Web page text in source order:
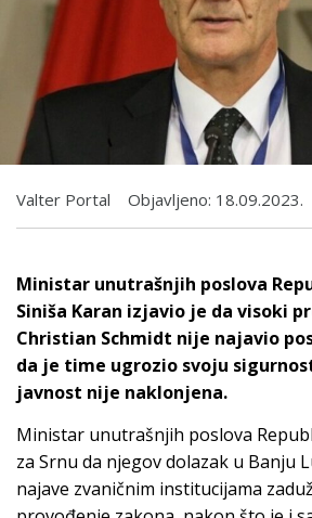
Valter Portal Objavljeno: 18.09.2023.
Ministar unutrašnjih poslova
Siniša Karan izjavio je da visoki
Christian Schmidt nije najavio
da je time ugrozio svoju
javnost nije naklonjena.
Ministar unutrašnjih poslova
za Srnu da njegov dolazak u Banju
najave zvaničnim institucijama